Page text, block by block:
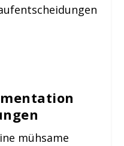
mühsame